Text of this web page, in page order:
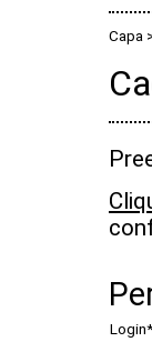
Capa
Login*